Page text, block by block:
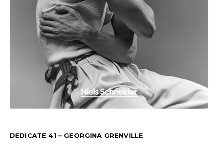
DEDICATE 41 – GEORGINA GRENVILLE